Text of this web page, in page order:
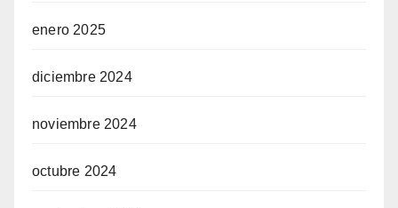
enero 2025
diciembre 2024
noviembre 2024
octubre 2024